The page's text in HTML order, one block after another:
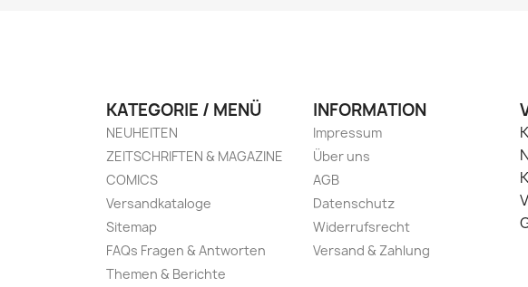
KATEGORIE / MENÜ
NEUHEITEN
ZEITSCHRIFTEN & MAGAZINE
COMICS
Versandkataloge
Sitemap
FAQs Fragen & Antworten
Themen & Berichte
INFORMATION
Impressum
Über uns
AGB
Datenschutz
Widerrufsrecht
Versand & Zahlung